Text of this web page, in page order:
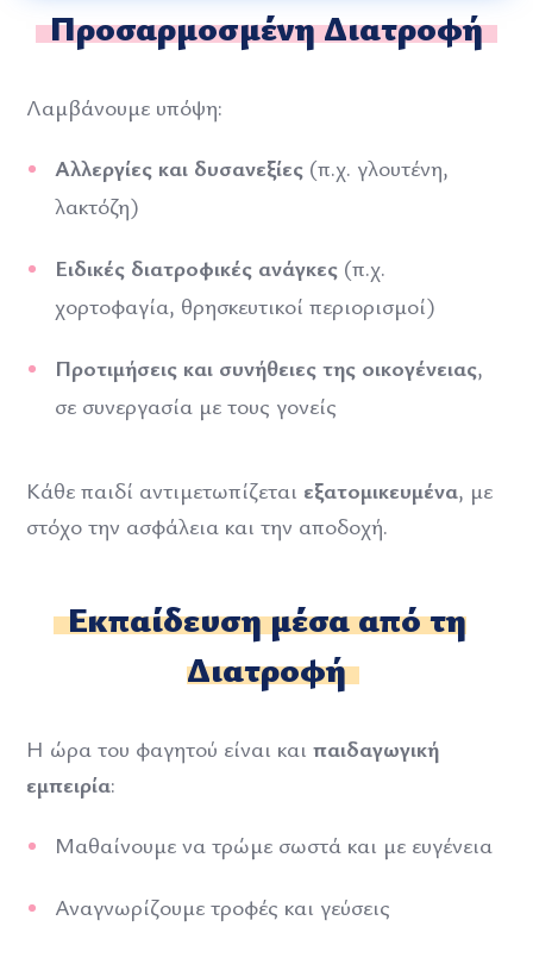
Προσαρμοσμένη Διατροφή
Λαμβάνουμε υπόψη:
Αλλεργίες και δυσανεξίες (π.χ. γλουτένη,
λακτόζη)
Ειδικές διατροφικές ανάγκες (π.χ.
χορτοφαγία, θρησκευτικοί περιορισμοί)
Προτιμήσεις και συνήθειες της οικογένειας,
σε συνεργασία με τους γονείς
Κάθε παιδί αντιμετωπίζεται εξατομικευμένα, με
στόχο την ασφάλεια και την αποδοχή.
Εκπαίδευση μέσα από τη
Διατροφή
Η ώρα του φαγητού είναι καιπαιδαγωγική
εμπειρία:
Μαθαίνουμε να τρώμε σωστά και με ευγένεια
Αναγνωρίζουμε τροφές και γεύσεις